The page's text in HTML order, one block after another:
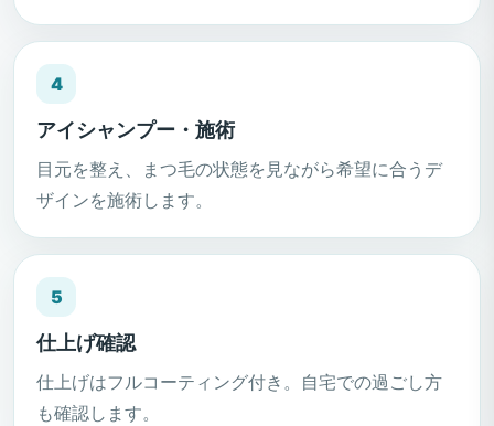
4
アイシャンプー・施術
目元を整え、まつ毛の状態を見ながら希望に合うデ
ザインを施術します。
5
仕上げ確認
仕上げはフルコーティング付き。自宅での過ごし方
も確認します。